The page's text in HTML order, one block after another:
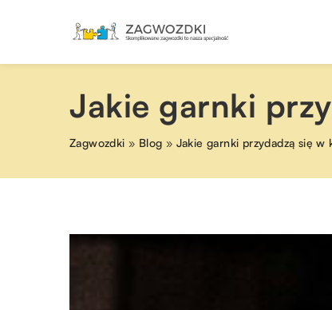
Jakie garnki
Zagwozdki » Blog » Jakie garnki przydadzą się w